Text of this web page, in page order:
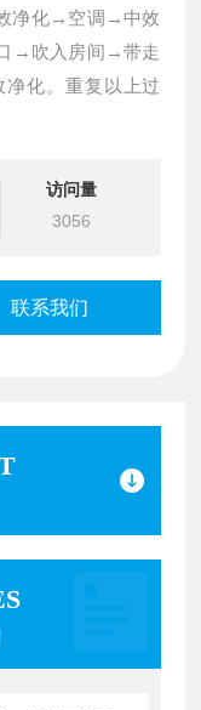
净化→空调→中效
→吹入房间→带走
化。重复以上过
访问量
3056
联系我们